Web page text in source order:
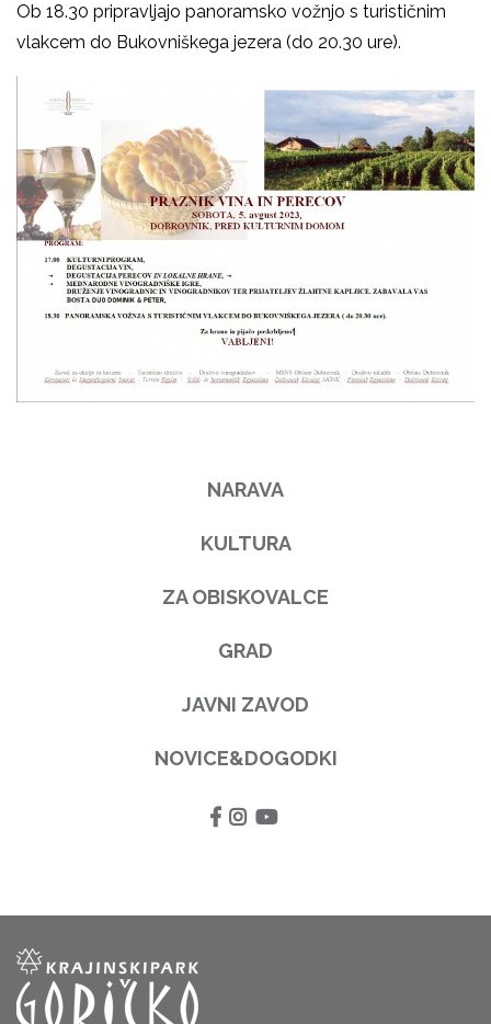
Ob 18.30 pripravljajo panoramsko vožnjo s turističnim
vlakcem do Bukovniškega jezera (do 20.30 ure).
NARAVA
KULTURA
ZA OBISKOVALCE
GRAD
JAVNI ZAVOD
NOVICE&DOGODKI